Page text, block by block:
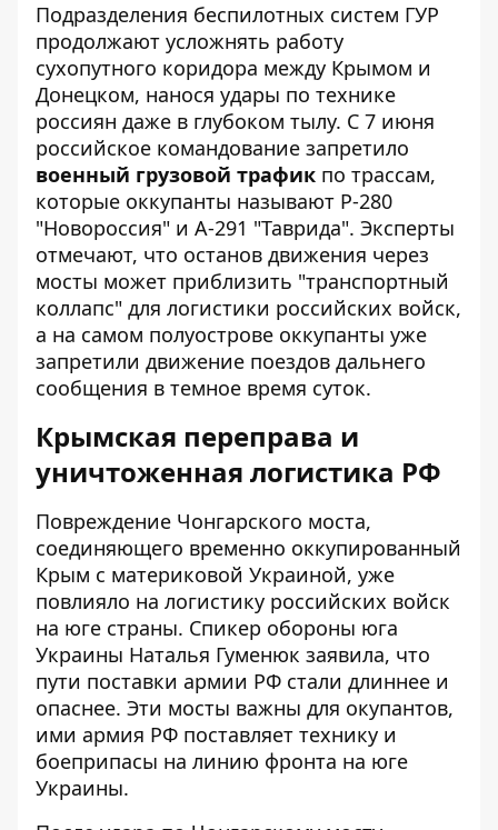
Подразделения беспилотных систем ГУР
продолжают усложнять работу
сухопутного коридора между Крымом и
Донецком, нанося удары по технике
россиян даже в глубоком тылу. С 7 июня
российское командование запретило
военный грузовой трафик по трассам,
которые оккупанты называют Р-280
"Новороссия" и А-291 "Таврида". Эксперты
отмечают, что останов движения через
мосты может приблизить "транспортный
коллапс" для логистики российских войск,
а на самом полуострове оккупанты уже
запретили движение поездов дальнего
сообщения в темное время суток.
Крымская переправа и
уничтоженная логистика РФ
Повреждение Чонгарского моста,
соединяющего временно оккупированный
Крым с материковой Украиной, уже
повлияло на логистику российских войск
на юге страны. Спикер обороны юга
Украины Наталья Гуменюк заявила, что
пути поставки армии РФ стали длиннее и
опаснее. Эти мосты важны для окупантов,
ими армия РФ поставляет технику и
боеприпасы на линию фронта на юге
Украины.